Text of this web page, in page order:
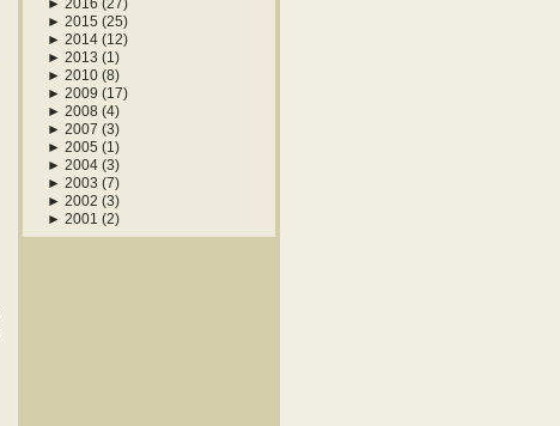
► 2016 (27)
► 2015 (25)
► 2014 (12)
► 2013 (1)
► 2010 (8)
► 2009 (17)
► 2008 (4)
► 2007 (3)
► 2005 (1)
► 2004 (3)
► 2003 (7)
► 2002 (3)
► 2001 (2)